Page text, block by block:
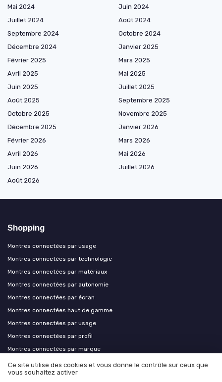
Mai 2024
Juin 2024
Juillet 2024
Août 2024
Septembre 2024
Octobre 2024
Décembre 2024
Janvier 2025
Février 2025
Mars 2025
Avril 2025
Mai 2025
Juin 2025
Juillet 2025
Août 2025
Septembre 2025
Octobre 2025
Novembre 2025
Décembre 2025
Janvier 2026
Février 2026
Mars 2026
Avril 2026
Mai 2026
Juin 2026
Juillet 2026
Août 2026
Shopping
Montres connectées par usage
Montres connectées par technologie
Montres connectées par matériaux
Montres connectées par autonomie
Montres connectées par écran
Montres connectées haut de gamme
Montres connectées par usage
Montres connectées par profil
Montres connectées par marque
Montres connectées par compatibilité
Applications et connectivité
Ce site utilise des cookies et vous donne le contrôle sur ceux que
vous souhaitez activer